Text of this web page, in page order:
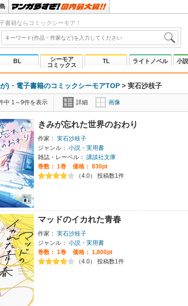
書籍ならコミックシーモア！
BL
シーモア
コミックス
TL ライトノベル 小
)・電子書籍のコミックシーモアTOP > 実石沙枝子
中 1～9件を表示 詳細 画像
きみが忘れた世界のおわり
作家： 実石沙枝子
ジャンル： 小説・実用書
雑誌・レーベル： 講談社文庫
巻数： 1巻
価格： 830pt
（4.0） 投稿数1件
マッドのイカれた青春
作家： 実石沙枝子
ジャンル： 小説・実用書
巻数： 1巻
価格： 1,800pt
（4.0） 投稿数1件